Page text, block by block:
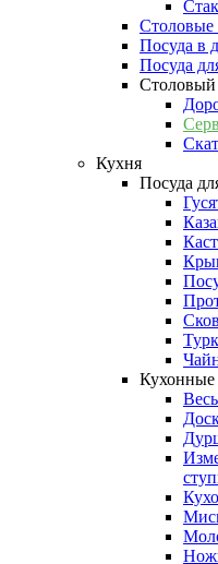
Посуда в
Посуда
Столовый
Кухня
Посуда
Кухонные